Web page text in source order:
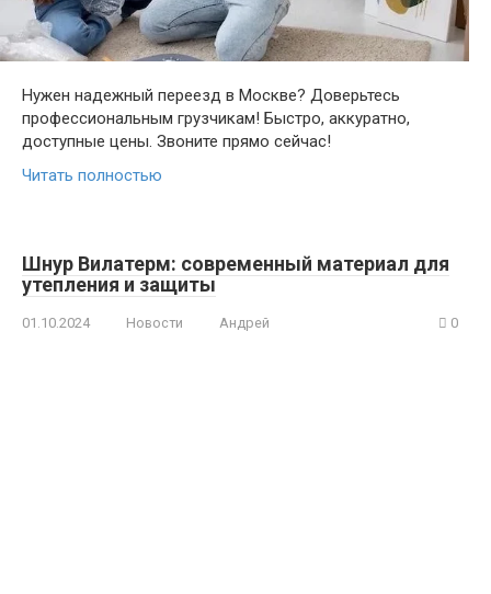
Нужен надежный переезд в Москве? Доверьтесь
профессиональным грузчикам! Быстро, аккуратно,
доступные цены. Звоните прямо сейчас!
Читать полностью
Шнур Вилатерм: современный материал для
утепления и защиты
01.10.2024 Новости Андрей 0